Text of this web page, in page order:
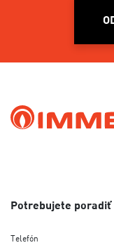
Potrebujete poradiť
Telefón